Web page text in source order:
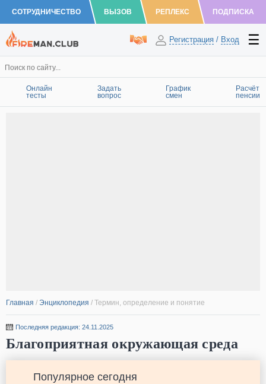
СОТРУДНИЧЕСТВО ВЫЗОВ РЕПЛЕКС ПОДПИСКА
Регистрация / Вход
Онлайн
тесты
Задать
вопрос
График
смен
Расчёт
пенсии
Главная / Энциклопедия / Термин, определение и понятие
Последняя редакция: 24.11.2025
Благоприятная окружающая среда
Популярное сегодня